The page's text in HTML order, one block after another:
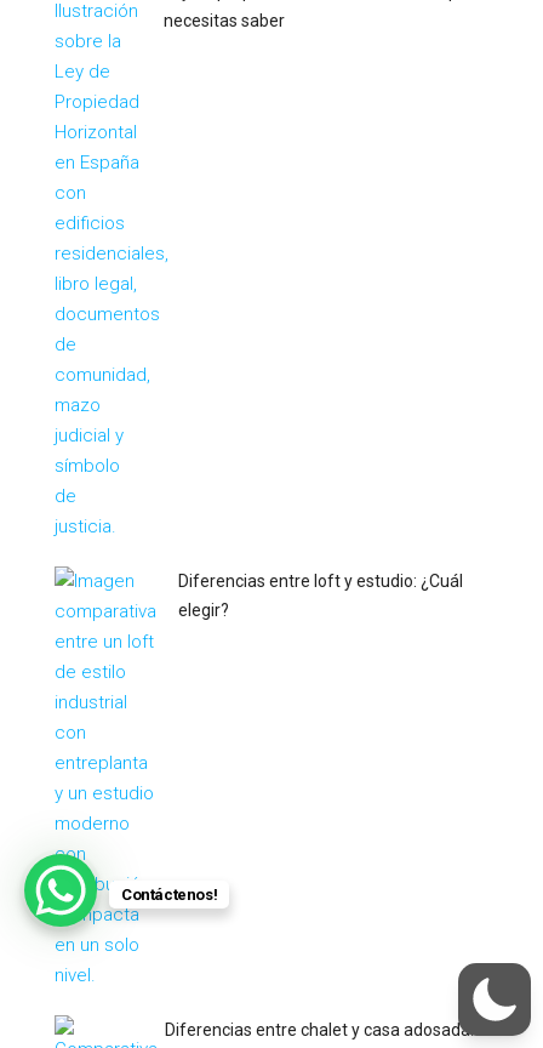
necesitas saber
Diferencias entre loft y estudio: ¿Cuál
elegir?
Diferencias entre chalet y casa adosada:
Contáctenos!